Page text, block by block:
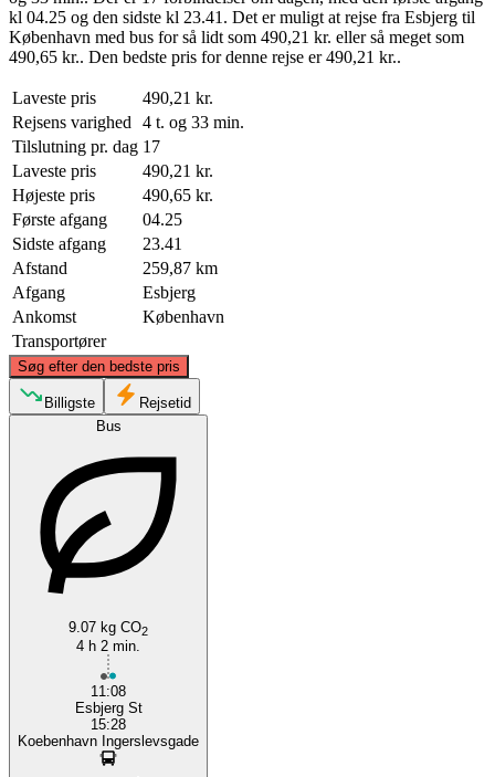
kl 04.25 og den sidste kl 23.41. Det er muligt at rejse fra Esbjerg til
København med bus for så lidt som 490,21 kr. eller så meget som
490,65 kr.. Den bedste pris for denne rejse er 490,21 kr..
Laveste pris
490,21 kr.
Rejsens varighed
4 t. og 33 min.
Tilslutning pr. dag 17
Laveste pris
490,21 kr.
Højeste pris
490,65 kr.
Første afgang
04.25
Sidste afgang
23.41
Afstand
259,87 km
Afgang
Esbjerg
Ankomst
København
Transportører
Søg efter den bedste pris
Esbjerg
Billigste
Rejsetid
Bus
9.07 kg CO2
4 h 2 min.
11:08
Esbjerg St
15:28
Koebenhavn Ingerslevsgade